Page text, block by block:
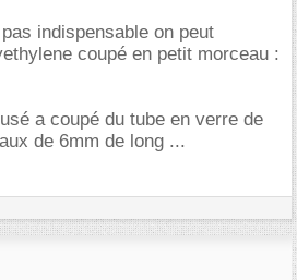
indispensable on peut
coupé en petit morceau :
a coupé du tube en verre de
de 6mm de long ...